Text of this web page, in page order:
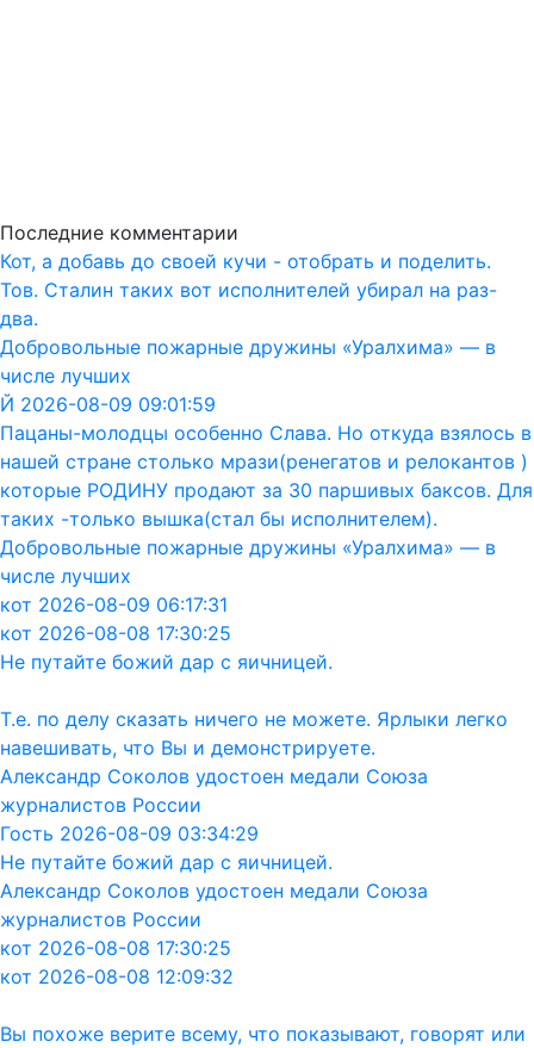
Последние комментарии
Кот, а добавь до своей кучи - отобрать и поделить.
Тов. Сталин таких вот исполнителей убирал на раз-
два.
Добровольные пожарные дружины «Уралхима» — в
числе лучших
Й 2026-08-09 09:01:59
Пацаны-молодцы особенно Слава. Но откуда взялось в
нашей стране столько мрази(ренегатов и релокантов )
которые РОДИНУ продают за 30 паршивых баксов. Для
таких -только вышка(стал бы исполнителем).
Добровольные пожарные дружины «Уралхима» — в
числе лучших
кот 2026-08-09 06:17:31
кот 2026-08-08 17:30:25
Не путайте божий дар с яичницей.
Т.е. по делу сказать ничего не можете. Ярлыки легко
навешивать, что Вы и демонстрируете.
Александр Соколов удостоен медали Союза
журналистов России
Гость 2026-08-09 03:34:29
Не путайте божий дар с яичницей.
Александр Соколов удостоен медали Союза
журналистов России
кот 2026-08-08 17:30:25
кот 2026-08-08 12:09:32
Вы похоже верите всему, что показывают, говорят или